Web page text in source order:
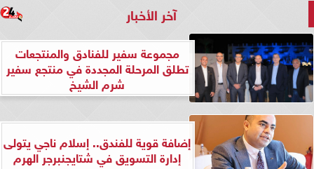
آخر الأخبار
مجموعة سفير للفنادق والمنتجعات
تطلق المرحلة المجددة في منتجع سفير
شرم الشيخ
إضافة قوية للفندق.. إسلام ناجي يتولى
إدارة التسويق في شتايجنبرجر الهرم